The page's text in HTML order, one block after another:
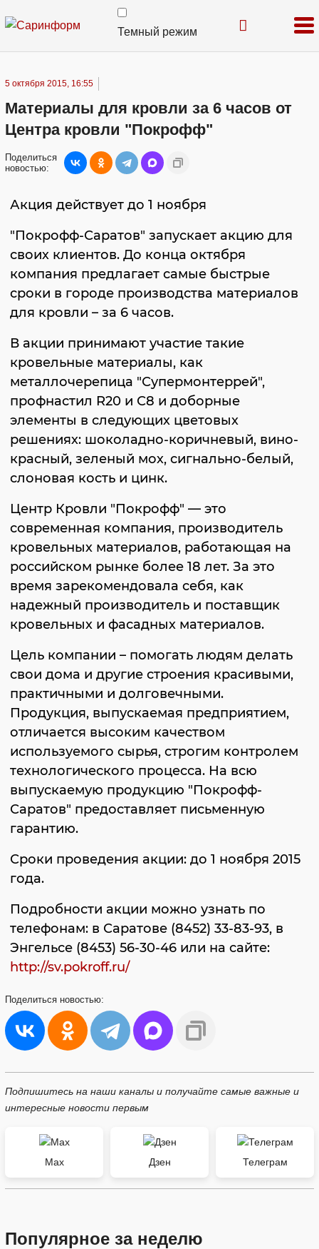
Темный режим
5 октября 2015, 16:55
Материалы для кровли за 6 часов от
Центра кровли "Покрофф"
Поделиться
новостью:
Акция действует до 1 ноября
"Покрофф-Саратов" запускает акцию для
своих клиентов. До конца октября
компания предлагает самые быстрые
сроки в городе производства материалов
для кровли – за 6 часов.
В акции принимают участие такие
кровельные материалы, как
металлочерепица "Супермонтеррей",
профнастил R20 и С8 и доборные
элементы в следующих цветовых
решениях: шоколадно-коричневый, вино-
красный, зеленый мох, сигнально-белый,
слоновая кость и цинк.
Центр Кровли "Покрофф" — это
современная компания, производитель
кровельных материалов, работающая на
российском рынке более 18 лет. За это
время зарекомендовала себя, как
надежный производитель и поставщик
кровельных и фасадных материалов.
Цель компании – помогать людям делать
свои дома и другие строения красивыми,
практичными и долговечными.
Продукция, выпускаемая предприятием,
отличается высоким качеством
используемого сырья, строгим контролем
технологического процесса. На всю
выпускаемую продукцию "Покрофф-
Саратов" предоставляет письменную
гарантию.
Сроки проведения акции: до 1 ноября 2015
года.
Подробности акции можно узнать по
телефонам: в Саратове (8452) 33-83-93, в
Энгельсе (8453) 56-30-46 или на сайте:
http://sv.pokroff.ru/
Поделиться новостью:
Подпишитесь на наши каналы и получайте самые важные и
интересные новости первым
Max Дзен Телеграм
Популярное за неделю